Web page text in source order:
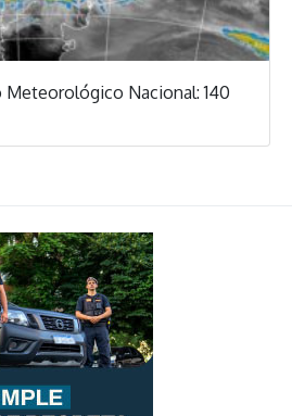
Meteorológico Nacional: 140